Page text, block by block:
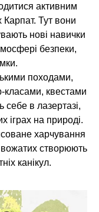
активним
Тут вони
нові навички
безпеки,
походами,
квестами
себе в лазертазі,
іграх на природі.
харчування
вожатих створюють
канікул.